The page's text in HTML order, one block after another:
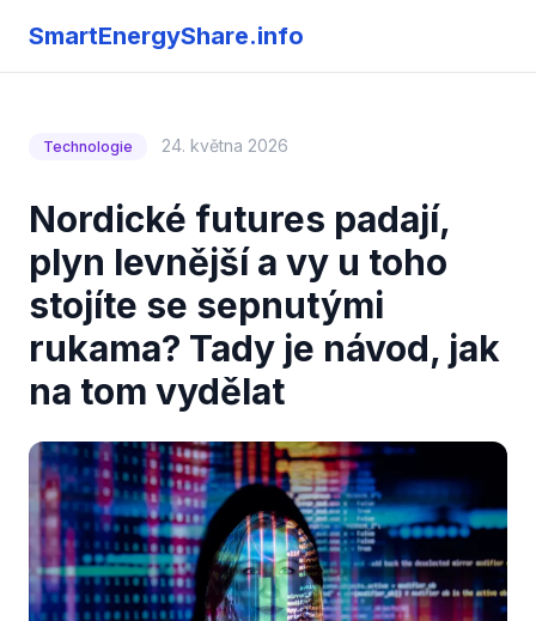
SmartEnergyShare.info
Technologie 24. května 2026
Nordické futures padají,
plyn levnější a vy u toho
stojíte se sepnutými
rukama? Tady je návod, jak
na tom vydělat